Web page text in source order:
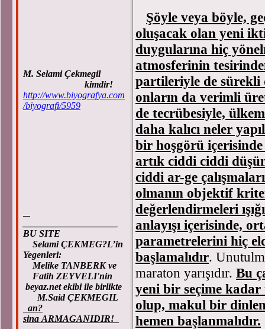
M. Selami Çekmegil
kimdir!
http://www.biyografya.com
/biyografi/5959
BU SITE
Selami ÇEKMEG?L’in
Yegenleri:
Melike TANBERK ve
Fatih ZEYVELI'nin
beyaz.net ekibi ile birlikte
M.Said ÇEKMEGIL
an?
sina ARMAGANIDIR!
Şöyle veya böyle,
oluşacak olan yeni
duygularına hiç
atmosferinin
partileriyle de
onların da verimli
de tecrübesiyle,
daha kalıcı neler
bir hoşgörü
artık ciddi ciddi
ciddi ar-ge
olmanın objektif
değerlendirmeleri
anlayışı içerisinde,
parametrelerini hiç
başlamalıdır.
maraton yarışıdır. Bu
yeni bir seçime
olup, makul bir
hemen başlanmalıdır.